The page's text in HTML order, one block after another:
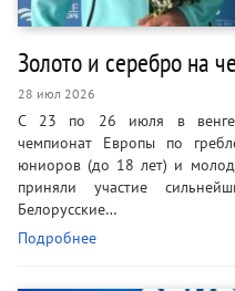
Золото и серебро на
28 июл 2026
С 23 по 26 июля в
чемпионат Европы по
юниоров (до 18 лет) и
приняли участие
Белорусские…
Подробнее